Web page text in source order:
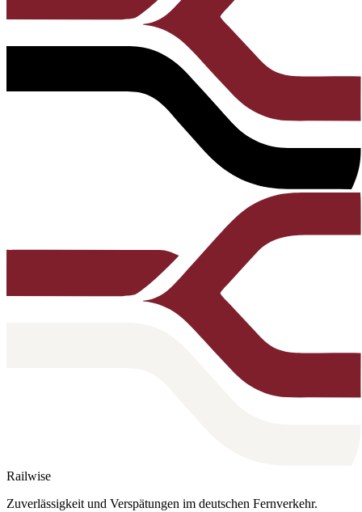
Railwise
Zuverlässigkeit und Verspätungen im deutschen Fernverkehr.